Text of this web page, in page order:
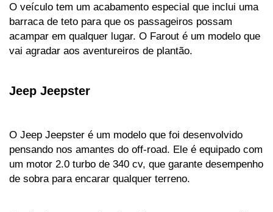
O veículo tem um acabamento especial que inclui uma
barraca de teto para que os passageiros possam
acampar em qualquer lugar. O Farout é um modelo que
vai agradar aos aventureiros de plantão.
Jeep Jeepster
O Jeep Jeepster é um modelo que foi desenvolvido
pensando nos amantes do off-road. Ele é equipado com
um motor 2.0 turbo de 340 cv, que garante desempenho
de sobra para encarar qualquer terreno.